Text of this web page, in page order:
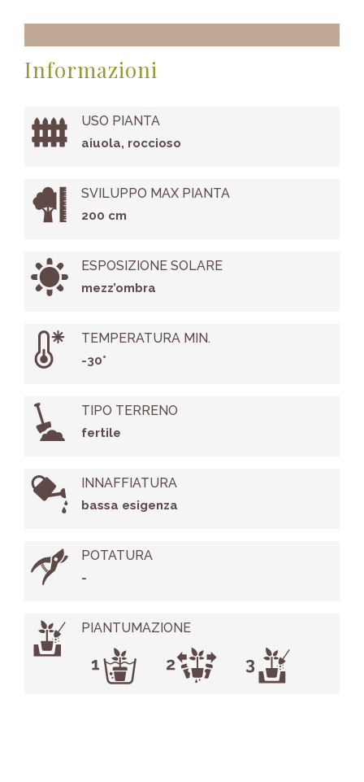
Informazioni
USO PIANTA
aiuola, roccioso
SVILUPPO MAX PIANTA
200 cm
ESPOSIZIONE SOLARE
mezz’ombra
TEMPERATURA MIN.
-30°
TIPO TERRENO
fertile
INNAFFIATURA
bassa esigenza
POTATURA
-
PIANTUMAZIONE